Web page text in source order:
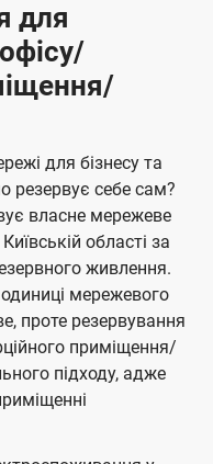
для
для бізнесу та
резервує себе сам?
власне мережеве
області за
живлення.
мережевого
проте резервування
приміщення/
підходу, адже